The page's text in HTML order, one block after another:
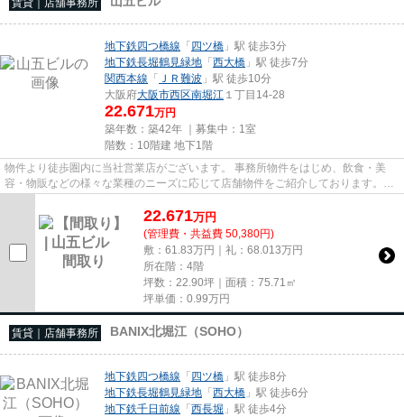
地下鉄四つ橋線 「四ツ橋 」駅 徒歩3分
地下鉄長堀鶴見緑地 「西大橋 」駅 徒歩7分
関西本線 「 ＪＲ難波 」駅 徒歩10分
大阪府大阪市西区南堀江 １丁目14-28
22.671万円
築年数：築42年 ｜募集中： 1室
階数：10階建 地下1階
物件より徒歩圏内に当社営業店がございます。 事務所物件をはじめ、飲食・美
容・物販などの様々な業種のニーズに応じて店舗物件をご紹介しております。
尚、弊社ではおとり広告は一切...
22.671万円
(管理費・共益費 50,380円)
敷：61.83万円｜礼：68.013万円
所在階：4階
坪数：22.90坪｜面積：75.71㎡
坪単価： 0.99万円
賃貸｜店舗事務所 BANIX北堀江（SOHO）
地下鉄四つ橋線 「四ツ橋 」駅 徒歩8分
地下鉄長堀鶴見緑地 「西大橋 」駅 徒歩6分
地下鉄千日前線 「西長堀 」駅 徒歩4分